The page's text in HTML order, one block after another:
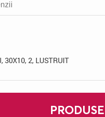
30X10, 2, LUSTRUIT